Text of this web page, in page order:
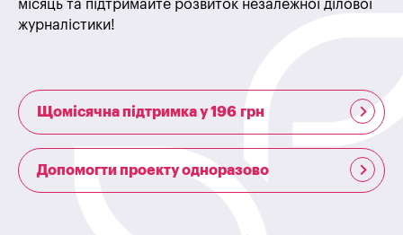
місяць та підтримайте розвиток незалежної ділової
журналістики!
Щомісячна підтримка у 196 грн
Допомогти проекту одноразово